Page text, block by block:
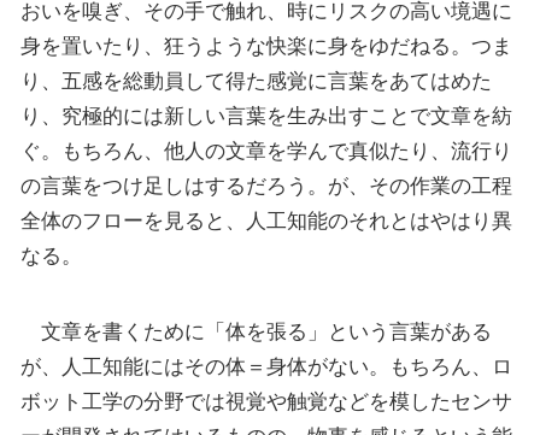
おいを嗅ぎ、その手で触れ、時にリスクの高い境遇に
身を置いたり、狂うような快楽に身をゆだねる。つま
り、五感を総動員して得た感覚に言葉をあてはめた
り、究極的には新しい言葉を生み出すことで文章を紡
ぐ。もちろん、他人の文章を学んで真似たり、流行り
の言葉をつけ足しはするだろう。が、その作業の工程
全体のフローを見ると、人工知能のそれとはやはり異
なる。
文章を書くために「体を張る」という言葉がある
が、人工知能にはその体＝身体がない。もちろん、ロ
ボット工学の分野では視覚や触覚などを模したセンサ